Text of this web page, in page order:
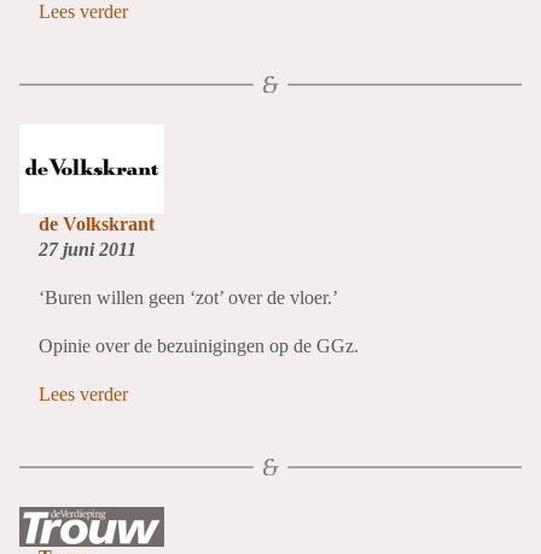
Lees verder
de Volkskrant
27 juni 2011
‘Buren willen geen ‘zot’ over de vloer.’
Opinie over de bezuinigingen op de GGz.
Lees verder